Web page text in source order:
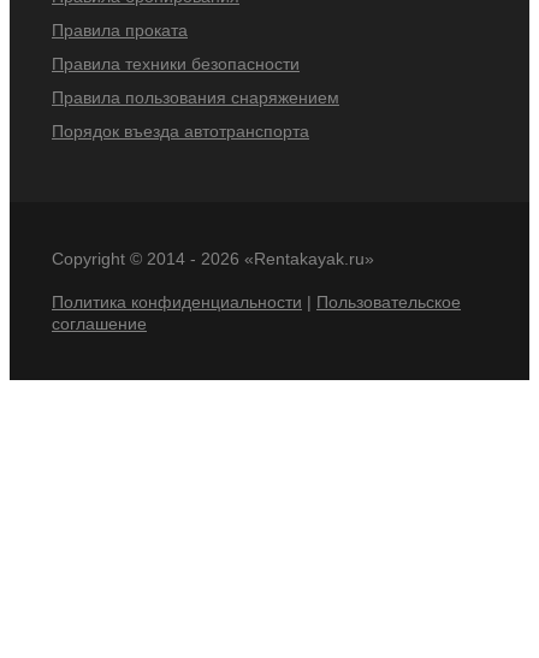
Правила проката
Правила техники безопасности
Правила пользования снаряжением
Порядок въезда автотранспорта
Copyright © 2014 - 2026 «Rentakayak.ru»
Политика конфиденциальности | Пользовательское
соглашение